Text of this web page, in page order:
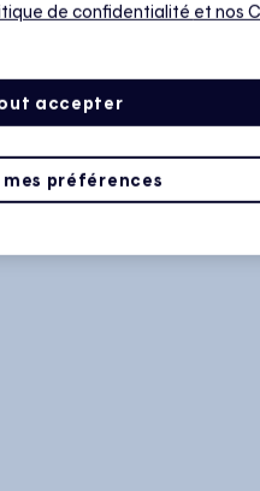
de confidentialité et nos
accepter
mes préférences